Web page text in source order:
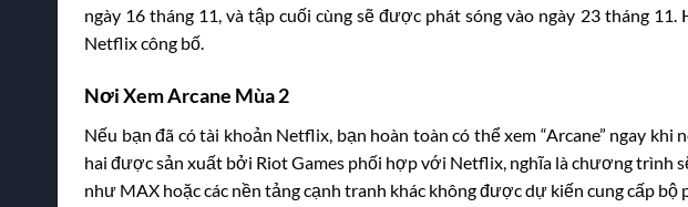
ngày 16 tháng 11, và tập cuối cùng sẽ được phát sóng vào ngày 23 tháng
Netflix công bố.
Nơi Xem Arcane Mùa 2
Nếu bạn đã có tài khoản Netflix, bạn hoàn toàn có thể xem “Arcane” ngay
hai được sản xuất bởi Riot Games phối hợp với Netflix, nghĩa là chương trình
như MAX hoặc các nền tảng cạnh tranh khác không được dự kiến cung cấp bộ